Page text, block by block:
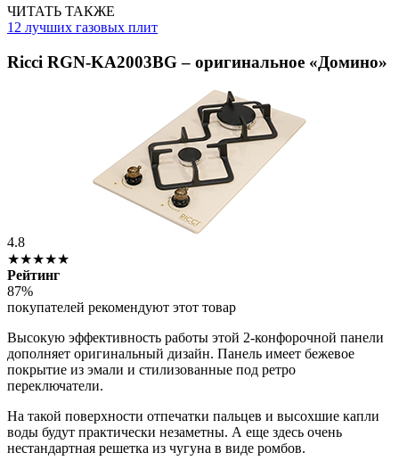
ЧИТАТЬ ТАКЖЕ
12 лучших газовых плит
Ricci RGN-KA2003BG – оригинальное «Домино»
4.8
★★★★★
Рейтинг
87%
покупателей рекомендуют этот товар
Высокую эффективность работы этой 2-конфорочной панели
дополняет оригинальный дизайн. Панель имеет бежевое
покрытие из эмали и стилизованные под ретро
переключатели.
На такой поверхности отпечатки пальцев и высохшие капли
воды будут практически незаметны. А еще здесь очень
нестандартная решетка из чугуна в виде ромбов.